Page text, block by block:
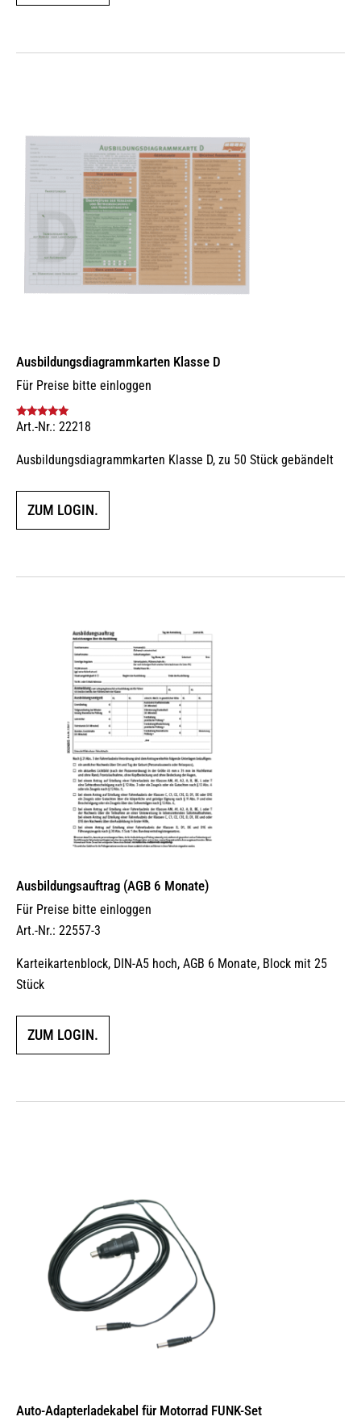
Ausbildungs­dia­gramm­karten Klasse D
Für Preise bitte einloggen
Bewertet mit
Art.-Nr.: 22218
Ausbildungsdiagrammkarten Klasse D, zu 50 Stück gebändelt
ZUM LOGIN.
Ausbildungsauftrag (AGB 6 Monate)
Für Preise bitte einloggen
Art.-Nr.: 22557-3
Karteikartenblock, DIN-A5 hoch, AGB 6 Monate, Block mit 25
Stück
ZUM LOGIN.
Auto-Adapterladekabel für Motorrad FUNK-Set